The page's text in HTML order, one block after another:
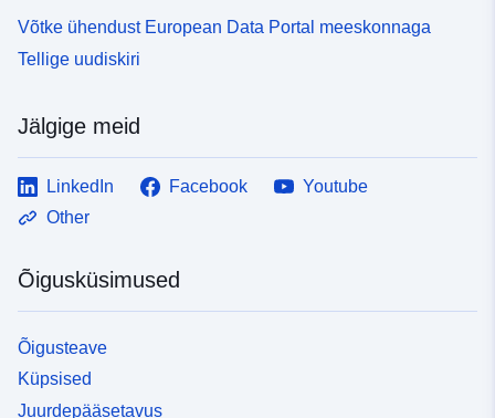
Võtke ühendust European Data Portal meeskonnaga
Tellige uudiskiri
Jälgige meid
LinkedIn Facebook
Youtube
Other
Õigusküsimused
Õigusteave
Küpsised
Juurdepääsetavus